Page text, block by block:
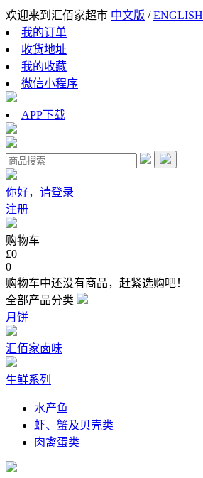
欢迎来到汇佰家超市 中文版 /ENGLISH
我的订单
收货地址
我的收藏
微信小程序
APP下载
你好，请登录
注册
购物车
£0
0
购物车中还没有商品，赶紧选购吧！
全部产品分类
月饼
汇佰家卤味
生鲜系列
水产鱼
虾、蟹及贝壳类
肉禽蛋类